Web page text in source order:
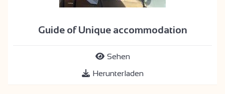
Guide of Unique accommodation
Sehen
Herunterladen